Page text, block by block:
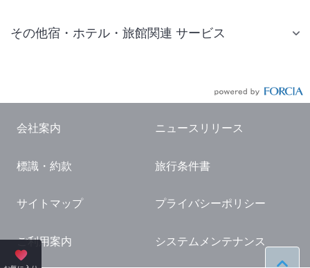
その他宿・ホテル・旅館関連 サービス
国内観光ガイド
旅行・観光情報
会社案内 ニュースリリース
標識・約款 旅行条件書
サイトマップ プライバシーポリシー
ご利用案内 システムメンテナンス